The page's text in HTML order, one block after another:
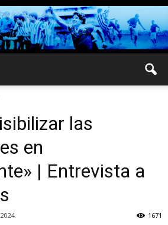
las
en
| Entrevista a
1671